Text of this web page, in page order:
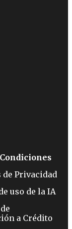
Privacidad
uso de la IA
a Crédito